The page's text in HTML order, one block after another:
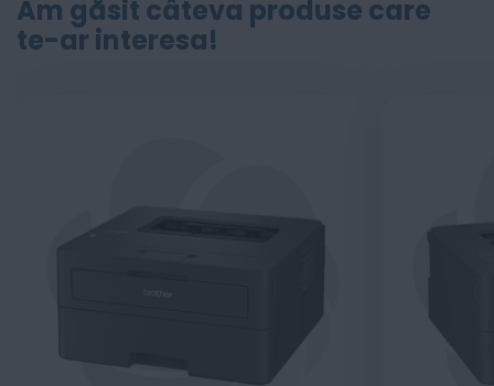
Am găsit câteva produse care
te-ar interesa!